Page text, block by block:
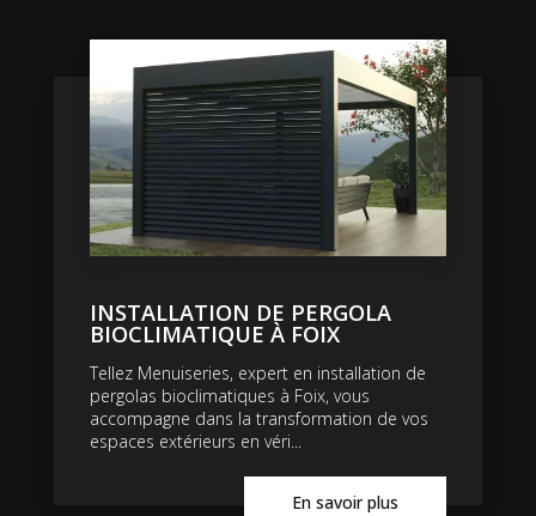
INSTALLATION DE PERGOLA
BIOCLIMATIQUE À FOIX
Tellez Menuiseries, expert en installation de
pergolas bioclimatiques à Foix, vous
accompagne dans la transformation de vos
espaces extérieurs en véri...
En savoir plus